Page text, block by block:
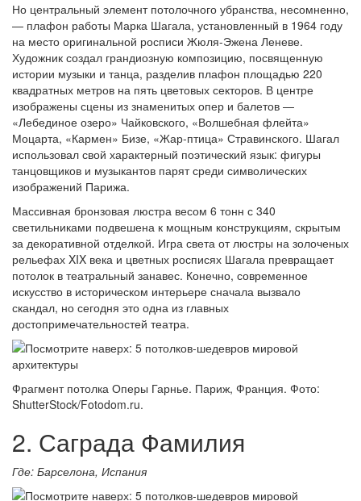
Но центральный элемент потолочного убранства, несомненно,
— плафон работы Марка Шагала, установленный в 1964 году
на место оригинальной росписи Жюля-Эжена Леневе.
Художник создал грандиозную композицию, посвященную
истории музыки и танца, разделив плафон площадью 220
квадратных метров на пять цветовых секторов. В центре
изображены сцены из знаменитых опер и балетов —
«Лебединое озеро» Чайковского, «Волшебная флейта»
Моцарта, «Кармен» Бизе, «Жар-птица» Стравинского. Шагал
использовал свой характерный поэтический язык: фигуры
танцовщиков и музыкантов парят среди символических
изображений Парижа.
Массивная бронзовая люстра весом 6 тонн с 340
светильниками подвешена к мощным конструкциям, скрытым
за декоративной отделкой. Игра света от люстры на золоченых
рельефах XIX века и цветных росписях Шагала превращает
потолок в театральный занавес. Конечно, современное
искусство в историческом интерьере сначала вызвало
скандал, но сегодня это одна из главных
достопримечательностей театра.
Фрагмент потолка Оперы Гарнье. Париж, Франция. Фото:
ShutterStock/Fotodom.ru.
2. Саграда Фамилия
Где: Барселона, Испания